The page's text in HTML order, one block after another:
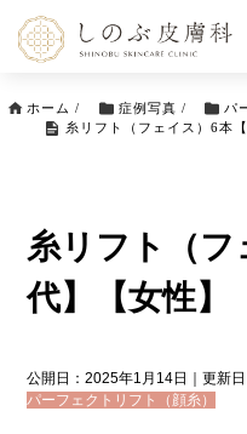
ホーム / 症例写真 / パ
糸リフト（フェイス）6本
糸リフト（
代】【女性】
公開日：2025年1月14日｜更新
パーフェクトリフト（顔糸）